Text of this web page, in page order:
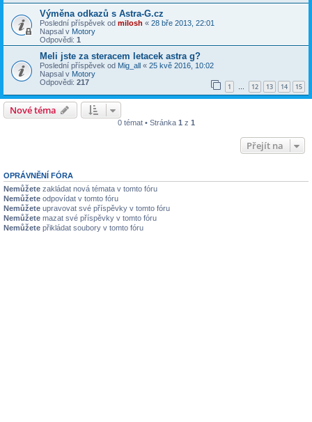
Výměna odkazů s Astra-G.cz
Poslední příspěvek od milosh « 28 bře 2013, 22:01
Napsal v Motory
Odpovědi: 1
Meli jste za steracem letacek astra g?
Poslední příspěvek od Mig_all « 25 kvě 2016, 10:02
Napsal v Motory
Odpovědi: 217 1 … 12 13 14 15
Nové téma
0 témat • Stránka 1 z 1
Přejít na
OPRÁVNĚNÍ FÓRA
Nemůžete zakládat nová témata v tomto fóru
Nemůžete odpovídat v tomto fóru
Nemůžete upravovat své příspěvky v tomto fóru
Nemůžete mazat své příspěvky v tomto fóru
Nemůžete přikládat soubory v tomto fóru